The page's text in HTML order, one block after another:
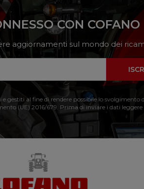
CON COFANO
aggiornamenti sul mondo dei
gestiti al fine di rendere possibile lo
(UE) 2016/679. Prima di inviare i dati